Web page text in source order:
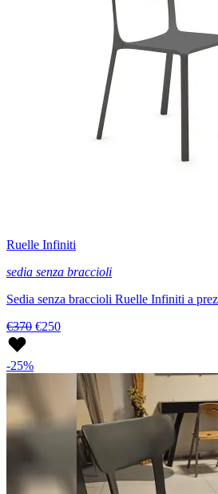
Ruelle Infiniti
sedia senza braccioli
Sedia senza braccioli Ruelle Infiniti a
€370 €250
-25%